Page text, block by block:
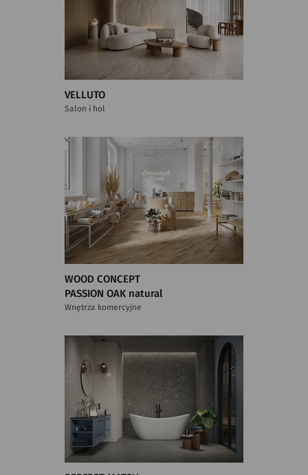
VELLUTO
Salon i hol
WOOD CONCEPT
PASSION OAK natural
Wnętrza komercyjne